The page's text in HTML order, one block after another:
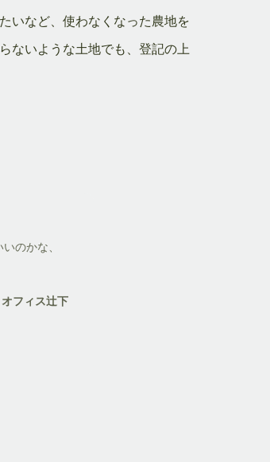
いなど、使わなくなった農地を
ないような土地でも、登記の上
のかな、
フィス辻下